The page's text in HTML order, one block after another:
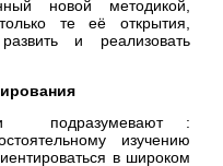
новой методикой,
те её открытия,
и реализовать
подразумевают :
изучению
в широком